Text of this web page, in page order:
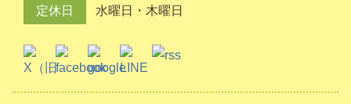
定休日
水曜日・木曜日